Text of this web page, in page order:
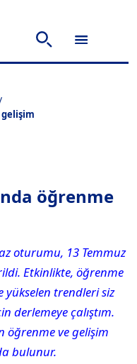
gelişim
öğrenme
oturumu, 13 Temmuz
Etkinlikte, öğrenme
yükselen trendleri siz
derlemeye çalıştım.
öğrenme ve gelişim
bulunur.